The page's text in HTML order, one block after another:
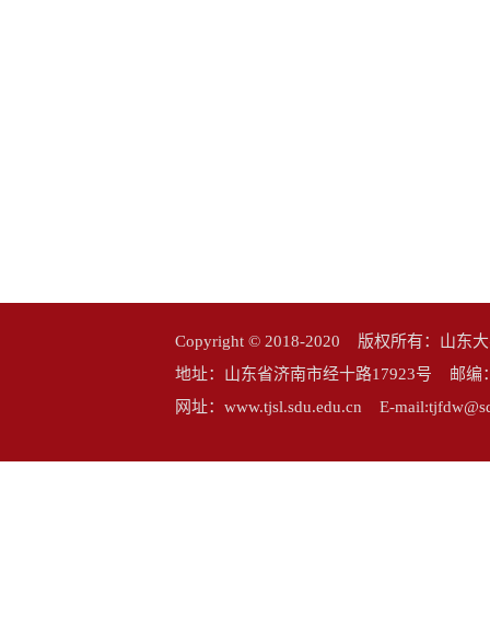
Copyright © 2018-2020 版权所有：山东
地址：山东省济南市经十路17923号 邮
网址：www.tjsl.sdu.edu.cn E-